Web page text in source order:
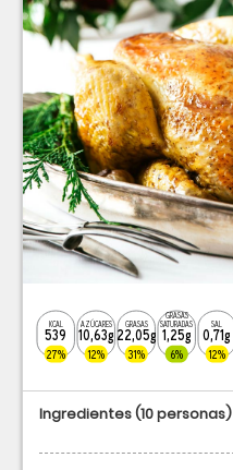
KCAL
539
27%
AZÚCARES
10,63g
12%
GRASAS
22,05g
31%
GRASAS
SATURADAS
1,25g
6%
SAL
0,71g
12%
Ingredientes(10 personas)